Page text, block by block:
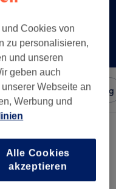
Bewertung
Cookies von
zu personalisieren,
und unseren
geben auch
Webseite an
Werbung und
Alle Cookies
akzeptieren